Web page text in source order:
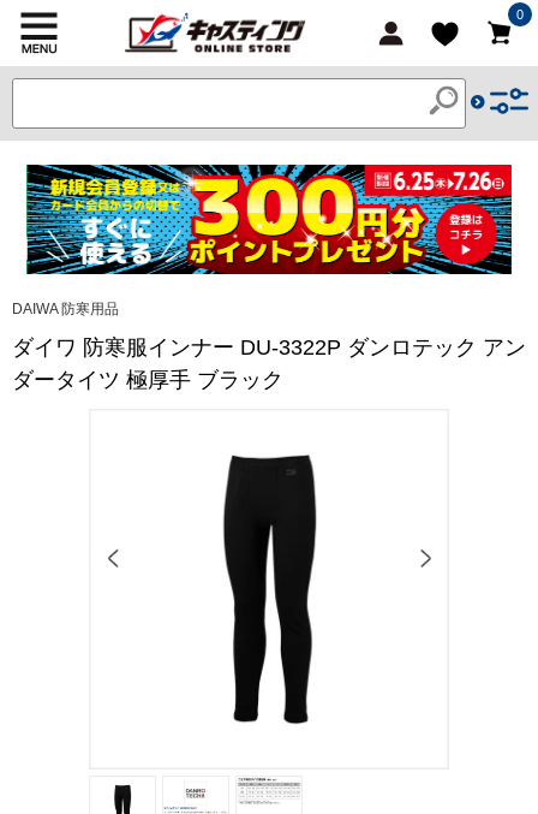
0
DAIWA 防寒用品
ダイワ 防寒服インナー DU-3322P ダンロテック アン
ダータイツ 極厚手 ブラック